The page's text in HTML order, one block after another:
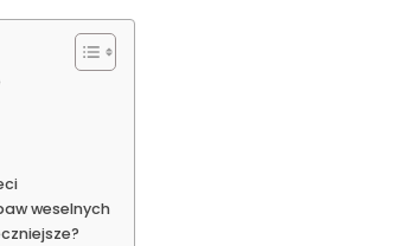
weselnych